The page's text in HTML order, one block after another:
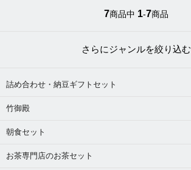
7商品中 1-7商品
さらにジャンルを絞り込む
詰め合わせ・納豆ギフトセット
竹御殿
朝食セット
お茶専門店のお茶セット